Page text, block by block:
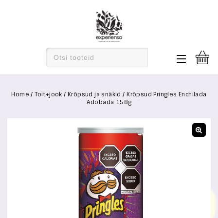
Home /Toit+jook /Krõpsud ja snäkid /Krõpsud Pringles Enchilada
Adobada 158g